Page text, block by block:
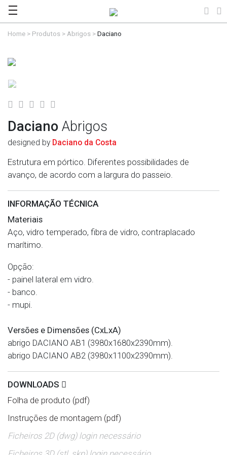
Home > Produtos >Abrigos >Daciano
Daciano Abrigos
designed by Daciano da Costa
Estrutura em pórtico. Diferentes possibilidades de
avanço, de acordo com a largura do passeio.
INFORMAÇÃO TÉCNICA
Materiais
Aço, vidro temperado, fibra de vidro, contraplacado
marítimo.
Opção:
- painel lateral em vidro.
- banco.
- mupi.
Versões e Dimensões (CxLxA)
abrigo DACIANO AB1 (3980x1680x2390mm).
abrigo DACIANO AB2 (3980x1100x2390mm).
DOWNLOADS
Folha de produto (pdf)
Instruções de montagem (pdf)
Ficheiros 2D (dwg) login necessário